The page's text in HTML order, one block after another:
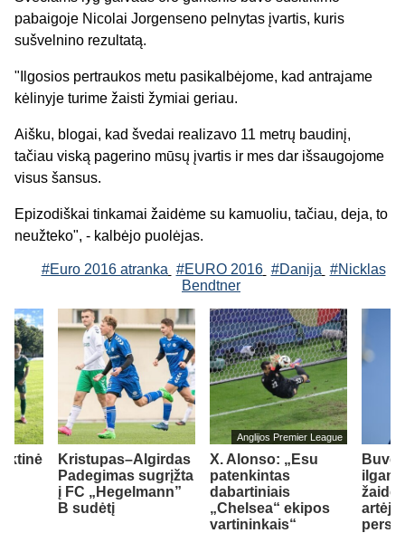
pabaigoje Nicolai Jorgenseno pelnytas įvartis, kuris
sušvelnino rezultatą.
"Ilgosios pertraukos metu pasikalbėjome, kad antrajame
kėlinyje turime žaisti žymiai geriau.
Aišku, blogai, kad švedai realizavo 11 metrų baudinį,
tačiau viską pagerino mūsų įvartis ir mes dar išsaugojome
visus šansus.
Epizodiškai tinkamai žaidėme su kamuoliu, tačiau, deja, to
neužteko", - kalbėjo puolėjas.
#Euro 2016 atranka #EURO 2016 #Danija #Nicklas
Bendtner
Kristupas–Algirdas
Padegimas sugrįžta
į FC „Hegelmann”
B sudėtį
Anglijos Premier League
X. Alonso: „Esu
patenkintas
dabartiniais
„Chelsea“ ekipos
vartininkais“
Buvęs
artėja